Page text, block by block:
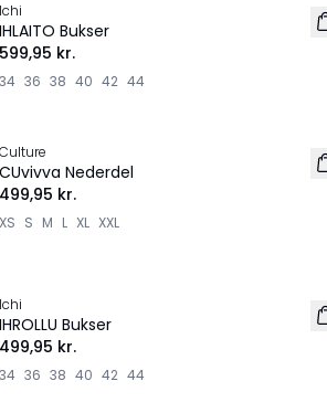
NYHED
Ichi
IHLAITO Bukser
599,95 kr.
34 36 38 40 42 44
NYHED
Culture
CUvivva Nederdel
499,95 kr.
XS S M L XL XXL
NYHED
Ichi
IHROLLU Bukser
499,95 kr.
34 36 38 40 42 44